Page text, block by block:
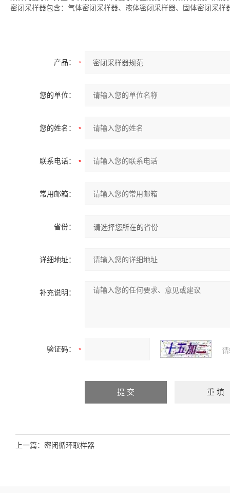
密闭采样器包含：气体密闭采样器、液体密闭采样器、固体密闭采
产品：
您的单位：
您的姓名：
联系电话：
常用邮箱：
省份：
详细地址：
补充说明：
验证码：
上一篇： 密闭循环取样器